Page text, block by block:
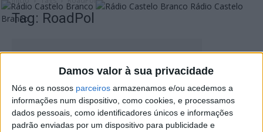
Damos valor à sua privacidade
Nós e os nossos parceiros armazenamos e/ou acedemos a
informações num dispositivo, como cookies, e processamos
dados pessoais, como identificadores únicos e informações
padrão enviadas por um dispositivo para publicidade e
Rádio Castelo
Branco
Tag: RoadPol